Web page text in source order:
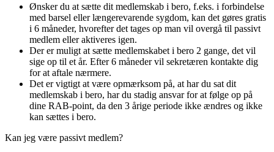
Ønsker du at sætte dit medlemskab i bero, f.eks. i forbindelse
med barsel eller længerevarende sygdom, kan det gøres gratis
i 6 måneder, hvorefter det tages op man vil overgå til passivt
medlem eller aktiveres igen.
Der er muligt at sætte medlemskabet i bero 2 gange, det vil
sige op til et år. Efter 6 måneder vil sekretæren kontakte dig
for at aftale nærmere.
Det er vigtigt at være opmærksom på, at har du sat dit
medlemskab i bero, har du stadig ansvar for at følge op på
dine RAB-point, da den 3 årige periode ikke ændres og ikke
kan sættes i bero.
Kan jeg være passivt medlem?